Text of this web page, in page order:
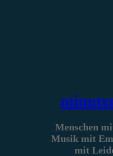
Menschen
Musik mit
mit